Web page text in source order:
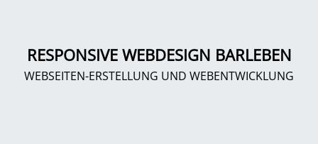
RESPONSIVE WEBDESIGN BARLEBEN
WEBSEITEN-ERSTELLUNG UND WEBENTWICKLUNG